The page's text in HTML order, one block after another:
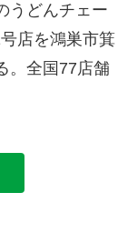
うどんチェー
店を鴻巣市箕
。全国77店舗